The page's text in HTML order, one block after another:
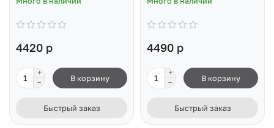
4420 р
В корзину
Быстрый заказ
4490 р
В корзину
Быстрый заказ